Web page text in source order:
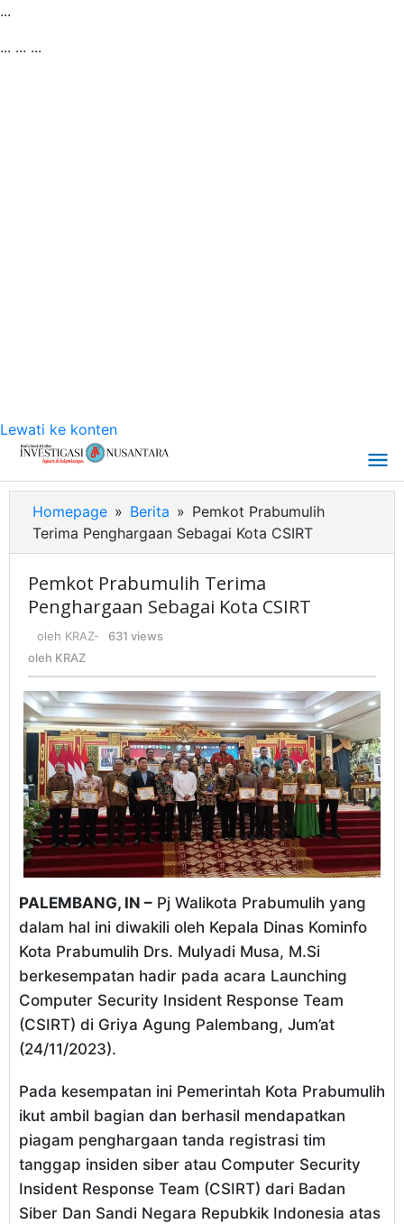
...
... ... ...
Lewati ke konten
Homepage » Berita » Pemkot Prabumulih
Terima Penghargaan Sebagai Kota CSIRT
Pemkot Prabumulih Terima
Penghargaan Sebagai Kota CSIRT
oleh KRAZ-
631 views
oleh KRAZ
PALEMBANG, IN – Pj Walikota Prabumulih yang
dalam hal ini diwakili oleh Kepala Dinas Kominfo
Kota Prabumulih Drs. Mulyadi Musa, M.Si
berkesempatan hadir pada acara Launching
Computer Security Insident Response Team
(CSIRT) di Griya Agung Palembang, Jum’at
(24/11/2023).
Pada kesempatan ini Pemerintah Kota Prabumulih
ikut ambil bagian dan berhasil mendapatkan
piagam penghargaan tanda registrasi tim
tanggap insiden siber atau Computer Security
Insident Response Team (CSIRT) dari Badan
Siber Dan Sandi Negara Repubkik Indonesia atas